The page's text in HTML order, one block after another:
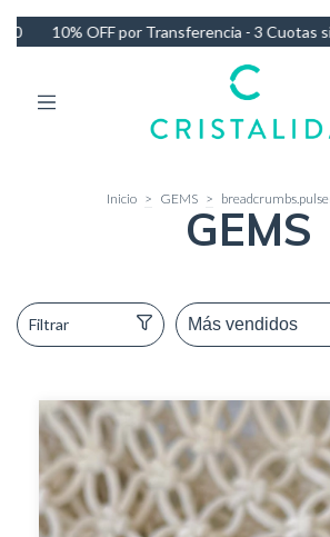
Transferencia - 3 Cuotas sin intereses -
Inicio > GEMS >
GEMS
Filtrar